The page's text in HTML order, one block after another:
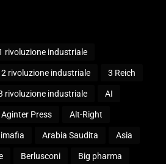
rivoluzione industriale
2 rivoluzione industriale 3 Reich
rivoluzione industriale AI
Aginter Press Alt-Right
Arabia Saudita Asia
Berlusconi Big pharma